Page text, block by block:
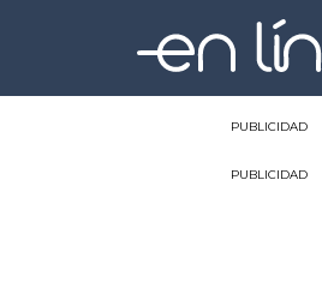
PUBLICIDAD
PUBLICIDAD